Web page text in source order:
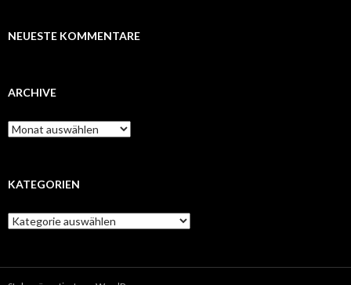
NEUESTE KOMMENTARE
ARCHIVE
A
r
i
e
KATEGORIEN
K
a